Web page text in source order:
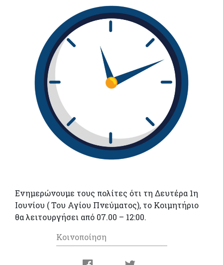
Ενημερώνουμε τους πολίτες ότι τη Δευτέρα 1η
Ιουνίου ( Του Αγίου Πνεύματος), το Κοιμητήριο
θα λειτουργήσει από 07.00 – 12:00.
Κοινοποίηση